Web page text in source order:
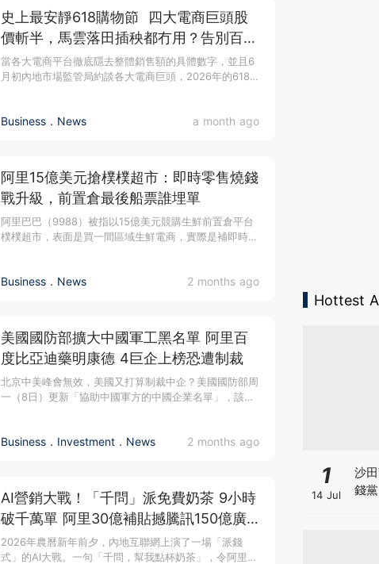
Business．News a month ago
史上最安靜618購物節 四大電商巨頭股
價斬半，馬雲落田插秧都冇用？告別百億
補貼內捲反而是救命仙丹！
當各大電商平台徹底隱去整體銷售額的具體數字，並且6
月初內地市場監管局約談各大電商巨頭，2026年的618
Business．News 2 months ago
阿里15億美元搶樸樸超市：即時零售燒錢
戰升級，前置倉最後船票誰埋單
阿里巴巴（9988）被指以15億美元競購生鮮前置倉平台
樸樸超市，表面是買一間區域生鮮電商，實際是補即時零
Business．Investment．News 2 months ago
美國國防部擴大中國軍工黑名單 阿里百
度比亞迪藥明康德 4巨企上榜恐遭制裁
北京中美峰會無效，美國又打算制裁中企？美國國防部周
一（8日）更新「協助中國軍方的中國企業名單」，該
AI營銷大戰！「千問」派免費奶茶 9小時
破千萬單 阿里30億補貼撼騰訊150億廣
告
2026年農曆新年前夕，內地互聯網上演了一場「派錢
式」的AI大戰。一句「千問，幫我點杯奶茶」，令阿里巴
Hottest
1
14 Jul
沙
錢